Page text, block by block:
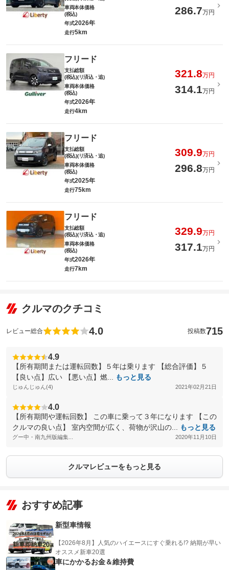
車両本体価格
(税込)
286.7万円
年式2026年
走行5km
フリード
支払総額
(税込)(リ済込・追)
321.8万円
車両本体価格
(税込)
314.1万円
年式2026年
走行4km
フリード
支払総額
(税込)(リ済込・追)
309.9万円
車両本体価格
(税込)
296.8万円
年式2025年
走行75km
フリード
支払総額
(税込)(リ済込・追)
329.9万円
車両本体価格
(税込)
317.1万円
年式2026年
走行7km
クルマのクチコミ
レビュー総合 4.0 投稿数715
4.9
【所有期間または運転回数】５年は乗ります 【総合評価】５
【良い点】広い 【悪い点】燃...
もっと見る
じゅんじゅん(4) 2021年02月21日
4.0
【所有期間や運転回数】 この車に乗って３年になります 【この
クルマの良い点】 室内空間が広く、荷物が沢山の...
もっと見る
グー中・南九州版編集... 2020年11月10日
クルマレビューをもっと見る
おすすめ記事
新型車情報
【2026年8月】人気のハイエースにすぐ乗れる!? 納期が早い
オススメ新車20選
車にかかるお金＆維持費